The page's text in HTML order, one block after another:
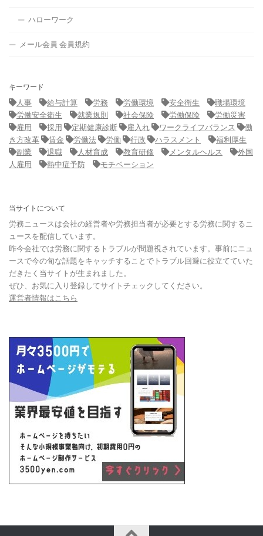
ハローワーク
メール会員 会員規約
キーワード
人事
給与計算 労務 労働環境 安全衛生
職場環境
労働安全衛生
就業規則 社会保険 労働保険
労働災害
雇用
採用 定期健康診断 雇入れ ワークライフバランス
働
き方改革
賃金 労働法 労働 行政 ハラスメント
福利厚生
副業
退職 人材育成 教育研修 メンタルヘルス
外国
人雇用
熱中症予防 モチベーション
当サイトについて
労務ニュースは会社の経営者や労務担当者が必要とする労務に関するニ
ュースを配信しています。
昨今会社では労務に関するトラブルが問題視されています。事前にニュ
ースで今の旬な話題をキャッチすることでトラブル回避に役立てていた
だきたく当サイトが生まれました。
ぜひ、お気に入り登録してサイトチェックしてください。
運営者情報はこちら